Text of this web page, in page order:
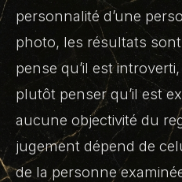
personnalité d’une
photo, les résultats
pense qu’il est
plutôt penser qu’il est
aucune objectivité du
jugement dépend de
de la personne